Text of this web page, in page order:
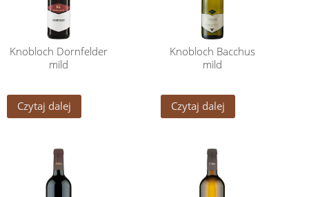
Knobloch Dornfelder
mild
Czytaj dalej
Knobloch Bacchus
mild
Czytaj dalej